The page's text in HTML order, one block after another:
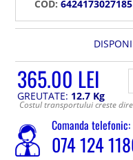
COD: 6424173027185
365.00 LEI
GREUTATE: 12.7 Kg
Costul transportului creste
Comanda telefonic:
074 124